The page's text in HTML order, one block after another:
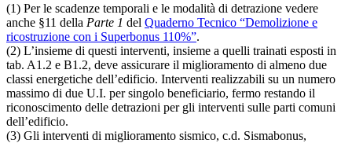
(1) Per le scadenze temporali e le modalità di detrazione vedere
anche §11 della Parte 1 del Quaderno Tecnico “Demolizione e
ricostruzione con i Superbonus 110%”.
(2) L’insieme di questi interventi, insieme a quelli trainati esposti in
tab. A1.2 e B1.2, deve assicurare il miglioramento di almeno due
classi energetiche dell’edificio. Interventi realizzabili su un numero
massimo di due U.I. per singolo beneficiario, fermo restando il
riconoscimento delle detrazioni per gli interventi sulle parti comuni
dell’edificio.
(3) Gli interventi di miglioramento sismico, c.d. Sismabonus,